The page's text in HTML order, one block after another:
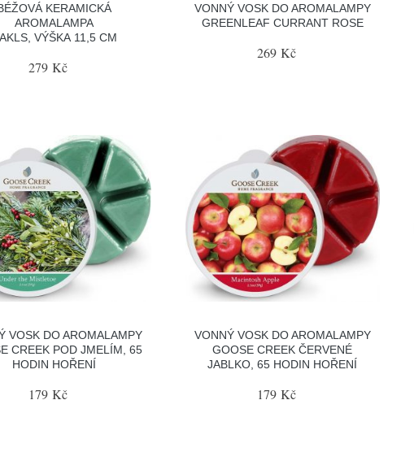
KERAMICKÁ
AROMALAMPA
VÝŠKA 11,5 CM
279 Kč
VONNÝ VOSK DO AROMALAMPY
GREENLEAF CURRANT ROSE
269 Kč
VOSK DO AROMALAMPY
CREEK POD JMELÍM, 65
HODIN HOŘENÍ
179 Kč
VONNÝ VOSK DO AROMALAMPY
GOOSE CREEK ČERVENÉ
JABLKO, 65 HODIN HOŘENÍ
179 Kč